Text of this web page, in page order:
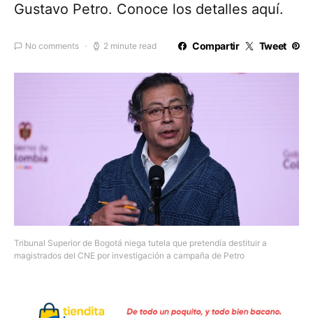
Gustavo Petro. Conoce los detalles aquí.
No comments 2 minute read Compartir Tweet
Tribunal Superior de Bogotá niega tutela que pretendía destituir a
magistrados del CNE por investigación a campaña de Petro